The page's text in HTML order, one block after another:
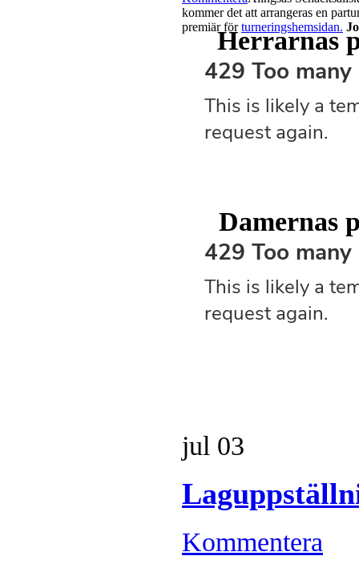
kommer det att arrangeras en
premiär förturneringshemsidan.
Herrarnas
Damernas
jul 03
Kommentera